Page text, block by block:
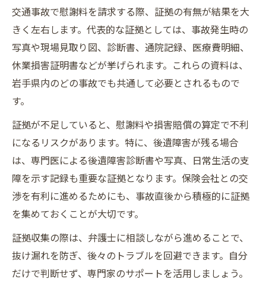
交通事故で慰謝料を請求する際、証拠の有無が結果を大
きく左右します。代表的な証拠としては、事故発生時の
写真や現場見取り図、診断書、通院記録、医療費明細、
休業損害証明書などが挙げられます。これらの資料は、
岩手県内のどの事故でも共通して必要とされるもので
す。
証拠が不足していると、慰謝料や損害賠償の算定で不利
になるリスクがあります。特に、後遺障害が残る場合
は、専門医による後遺障害診断書や写真、日常生活の支
障を示す記録も重要な証拠となります。保険会社との交
渉を有利に進めるためにも、事故直後から積極的に証拠
を集めておくことが大切です。
証拠収集の際は、弁護士に相談しながら進めることで、
抜け漏れを防ぎ、後々のトラブルを回避できます。自分
だけで判断せず、専門家のサポートを活用しましょう。